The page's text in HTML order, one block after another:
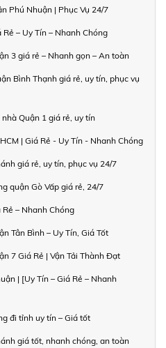
Phú Nhuận | Phục Vụ 24/7
– Uy Tín – Nhanh Chóng
3 giá rẻ – Nhanh gọn – An toàn
Bình Thạnh giá rẻ, uy tín, phục vụ
Quận 1 giá rẻ, uy tín
| Giá Rẻ - Uy Tín - Nhanh Chóng
giá rẻ, uy tín, phục vụ 24/7
quận Gò Vấp giá rẻ, 24/7
– Nhanh Chóng
Tân Bình – Uy Tín, Giá Tốt
7 Giá Rẻ | Vận Tải Thành Đạt
| [Uy Tín – Giá Rẻ – Nhanh
đi tỉnh uy tín – Giá tốt
giá tốt, nhanh chóng, an toàn